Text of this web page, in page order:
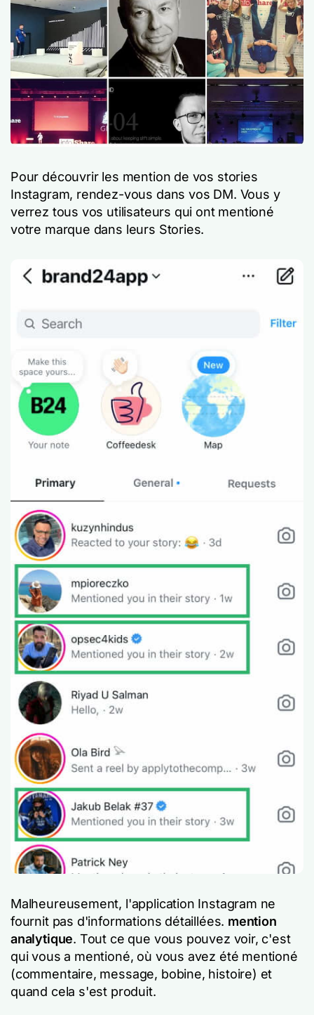
Pour découvrir les mention de vos stories
Instagram, rendez-vous dans vos DM. Vous y
verrez tous vos utilisateurs qui ont mentioné
votre marque dans leurs Stories.
Malheureusement, l'application Instagram ne
fournit pas d'informations détaillées. mention
analytique. Tout ce que vous pouvez voir, c'est
qui vous a mentioné, où vous avez été mentioné
(commentaire, message, bobine, histoire) et
quand cela s'est produit.